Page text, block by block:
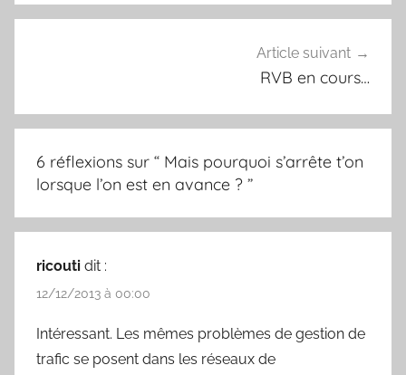
l’article
Article suivant
RVB en cours…
6 réflexions sur “ Mais pourquoi s’arrête t’on
lorsque l’on est en avance ? ”
ricouti dit :
12/12/2013 à 00:00
Intéressant. Les mêmes problèmes de gestion de
trafic se posent dans les réseaux de